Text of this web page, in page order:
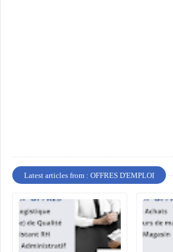
Latest articles from : OFFRES D'EMPLOI